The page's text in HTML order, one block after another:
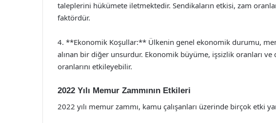
taleplerini hükümete iletmektedir. Sendikaların etkisi, zam
faktördür.
4. **Ekonomik Koşullar:** Ülkenin genel ekonomik durumu,
alınan bir diğer unsurdur. Ekonomik büyüme, işsizlik oranları
oranlarını etkileyebilir.
2022 Yılı Memur Zammının Etkileri
2022 yılı memur zammı, kamu çalışanları üzerinde birçok etki